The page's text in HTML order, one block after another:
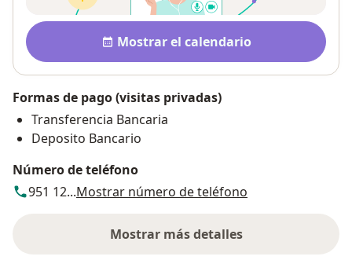
Disponibilidad
Mostrar el calendario
Formas de pago (visitas privadas)
Transferencia Bancaria
Deposito Bancario
Número de teléfono
951 12...Mostrar número de teléfono
Mostrar más detalles
sobre la dirección